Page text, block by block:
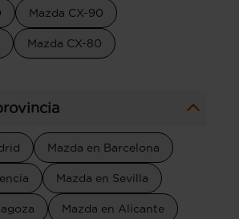
Mazda CX-90
Mazda CX-80
Mazda en Barcelona
Mazda en Sevilla
Mazda en Alicante